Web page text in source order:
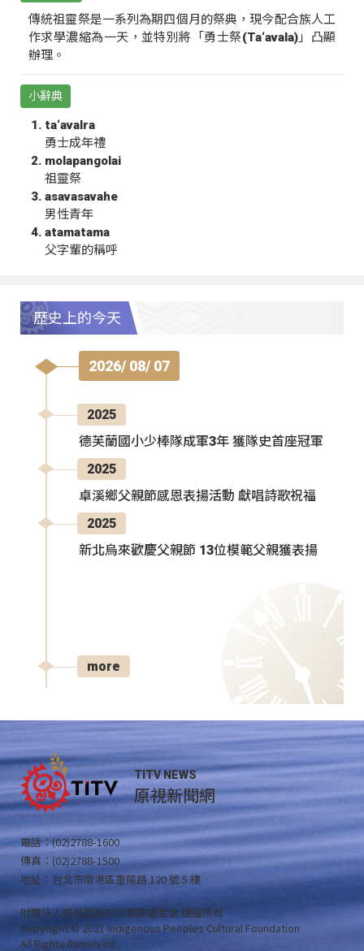
傳統祖靈祭是一系列為期四個月的祭典，現今配合族人工
作求學濃縮為一天，並特別將「勇士祭(Ta‘avala)」凸顯
辦理。
小辭典
ta‘avalra
勇士成年禮
molapangolai
祖靈祭
asavasavahe
男性青年
atamatama
父字輩的稱呼
歷史上的今天
2026/ 08/ 07
2025
德芙蘭國小少棒隊成軍3年 獲隊史首座冠軍
2025
卓溪鄉父親節感恩表揚活動 獻唱詩歌祝福
2025
新北烏來歡慶父親節 13位模範父親獲表揚
more
TITV NEWS
原視新聞網
電話：(02)2788-1600
傳真：(02)2788-1500
地址：台北市南港區重陽路 120 號 5 樓
財團法人原住民族文化事業基金會 版權所有
Copyright © 2021 Indigenous Peoples Cultural Foundation
All Rights Reserved .